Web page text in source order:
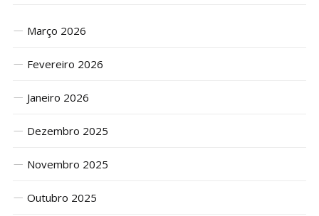
Março 2026
Fevereiro 2026
Janeiro 2026
Dezembro 2025
Novembro 2025
Outubro 2025